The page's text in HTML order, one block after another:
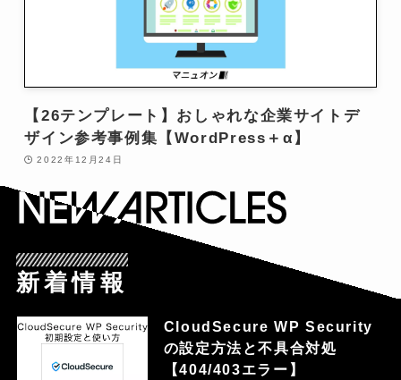
【26テンプレート】おしゃれな企業サイトデ
ザイン参考事例集【WordPress＋α】
2022年12月24日
新着情報
CloudSecure WP Security
の設定方法と不具合対処
【404/403エラー】